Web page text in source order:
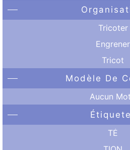
Tricoter
Engrener
Tricot
Modèle De
Aucun
TÉ